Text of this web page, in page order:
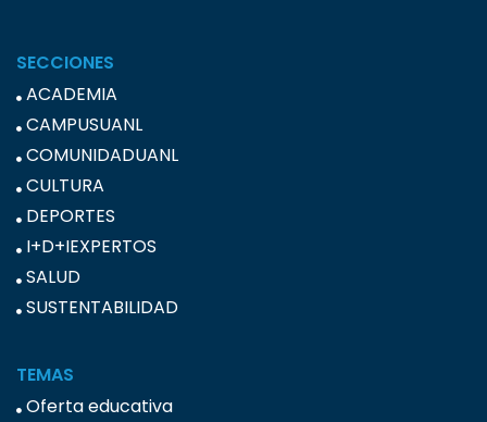
SECCIONES
ACADEMIA
CAMPUSUANL
COMUNIDADUANL
CULTURA
DEPORTES
I+D+IEXPERTOS
SALUD
SUSTENTABILIDAD
TEMAS
Oferta educativa